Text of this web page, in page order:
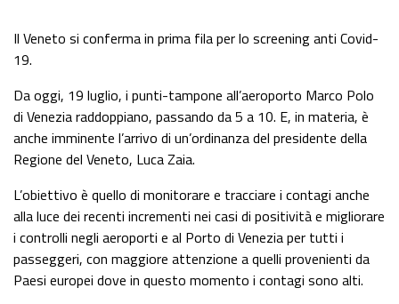
Il Veneto si conferma in prima fila per lo screening anti Covid-
19.
Da oggi, 19 luglio, i punti-tampone all’aeroporto Marco Polo
di Venezia raddoppiano, passando da 5 a 10. E, in materia, è
anche imminente l’arrivo di un’ordinanza del presidente della
Regione del Veneto, Luca Zaia.
L’obiettivo è quello di monitorare e tracciare i contagi anche
alla luce dei recenti incrementi nei casi di positività e migliorare
i controlli negli aeroporti e al Porto di Venezia per tutti i
passeggeri, con maggiore attenzione a quelli provenienti da
Paesi europei dove in questo momento i contagi sono alti.